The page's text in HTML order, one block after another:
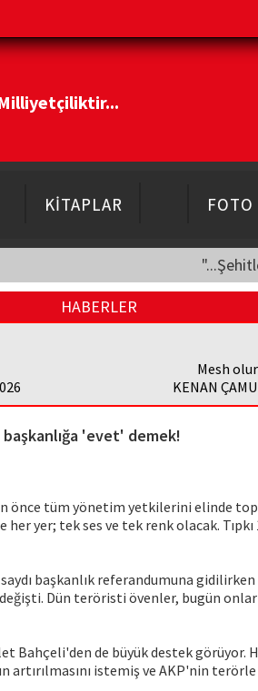
KİTAPLAR FOTO
HABERLER
Mesh
KENAN
'evet' demek!
önce tüm yönetim yetkilerini elinde
yer; tek ses ve tek renk olacak. Tıpkı
başkanlık referandumuna
Dün teröristi övenler, bugün
Bahçeli'den de büyük destek görüyor.
artırılmasını istemiş ve AKP'nin